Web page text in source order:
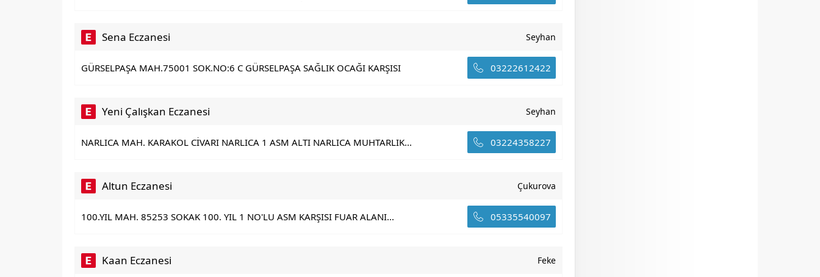
Sena Eczanesi Seyhan
GÜRSELPAŞA MAH.75001 SOK.NO:6 C GÜRSELPAŞA SAĞLIK OCAĞI KARŞISI 03222612422
Yeni Çalışkan Eczanesi Seyhan
NARLICA MAH. KARAKOL CİVARI NARLICA 1 ASM ALTI NARLICA MUHTARLIK... 03224358227
Altun Eczanesi Çukurova
100.YIL MAH. 85253 SOKAK 100. YIL 1 NO'LU ASM KARŞISI FUAR ALANI... 05335540097
Kaan Eczanesi Feke